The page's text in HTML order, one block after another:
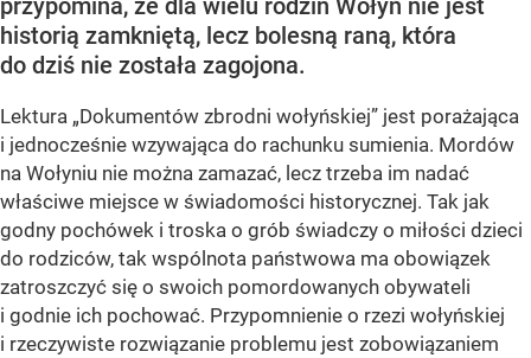
przypomina, że dla wielu rodzin Wołyń nie jest
historią zamkniętą, lecz bolesną raną, która
do dziś nie została zagojona.
Lektura „Dokumentów zbrodni wołyńskiej” jest porażająca
i jednocześnie wzywająca do rachunku sumienia. Mordów
na Wołyniu nie można zamazać, lecz trzeba im nadać
właściwe miejsce w świadomości historycznej. Tak jak
godny pochówek i troska o grób świadczy o miłości dzieci
do rodziców, tak wspólnota państwowa ma obowiązek
zatroszczyć się o swoich pomordowanych obywateli
i godnie ich pochować. Przypomnienie o rzezi wołyńskiej
i rzeczywiste rozwiązanie problemu jest zobowiązaniem